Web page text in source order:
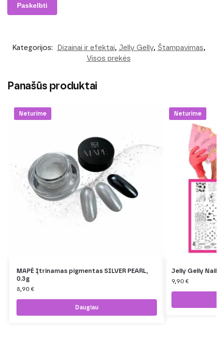
Kategorijos: Dizainai ir efektai, Jelly Gelly, Štampavimas,
Visos prekės
Panašūs produktai
Neturime
MAPÈ Įtrinamas pigmentas SILVER PEARL,
0.3g
8,90 €
Daugiau
Neturime
Jelly Gelly
9,90 €